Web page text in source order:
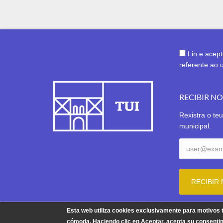
Lin e
referente ao
RECIBIR
Rexistra o
municipal.
Esta web utiliza cookies exclusivamente para
cómoda. Haciendo clic en Aceptar, acepta su